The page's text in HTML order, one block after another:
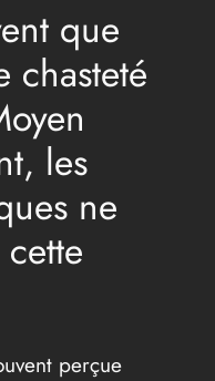
que
chasteté
les
ne
perçue